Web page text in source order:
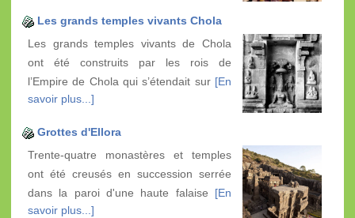
Les grands temples vivants Chola
Les grands temples vivants de Chola
ont été construits par les rois de
l’Empire de Chola qui s’étendait sur [En
savoir plus...]
Grottes d'Ellora
Trente-quatre monastères et temples
ont été creusés en succession serrée
dans la paroi d'une haute falaise [En
savoir plus...]